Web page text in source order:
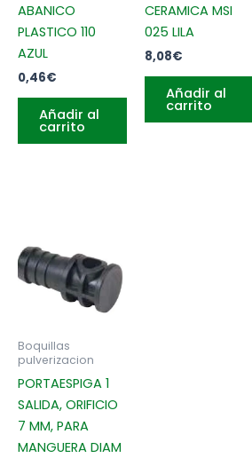
ABANICO
PLASTICO 110
AZUL
0,46€
Añadir al
carrito
CERAMICA MSI
025 LILA
8,08€
Añadir al
carrito
Boquillas
pulverizacion
PORTAESPIGA 1
SALIDA, ORIFICIO
7 MM, PARA
MANGUERA DIAM